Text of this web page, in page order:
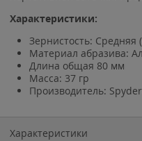
Характеристики:
Зернистость: Средняя
Материал абразива:
Длина общая 80 мм
Масса: 37 гр
Производитель:
Характеристики